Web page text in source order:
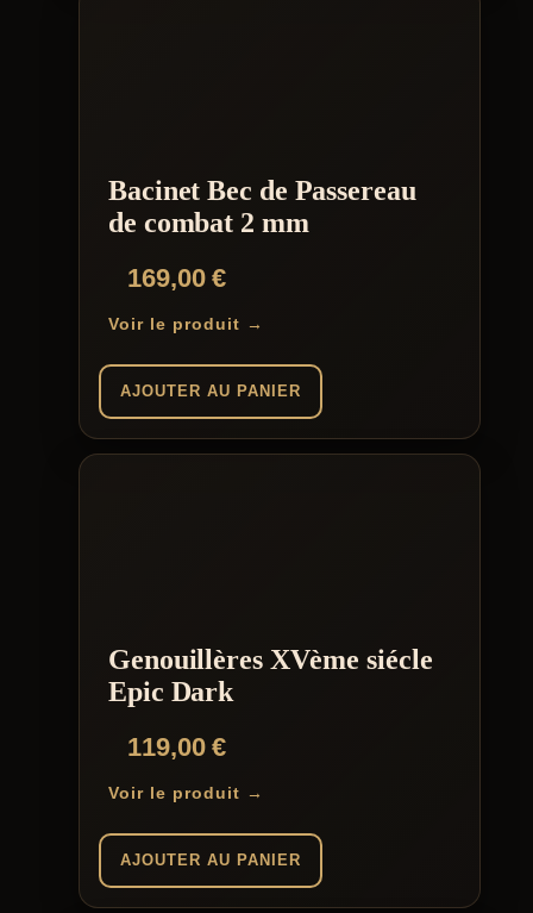
page
Bacinet Bec de Passereau
de combat 2 mm
169,00€
Voir le produit →
AJOUTER AU PANIER
Genouillères XVème siécle
Epic Dark
119,00€
Voir le produit →
AJOUTER AU PANIER